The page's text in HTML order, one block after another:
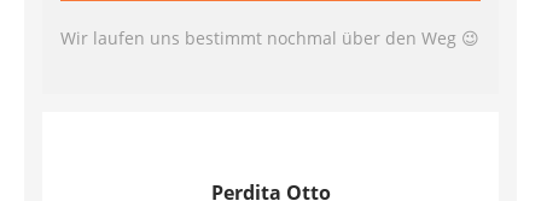
Wir laufen uns bestimmt nochmal über den Weg 😉
Perdita Otto